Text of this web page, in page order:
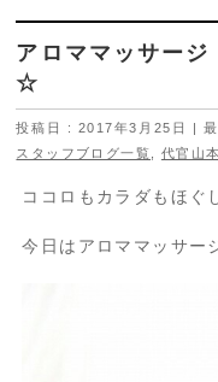
アロママッサー
☆
投稿日 : 2017年3月25日
スタッフブログ一覧
代官山
ココロもカラダもほぐ
今日はアロママッサー